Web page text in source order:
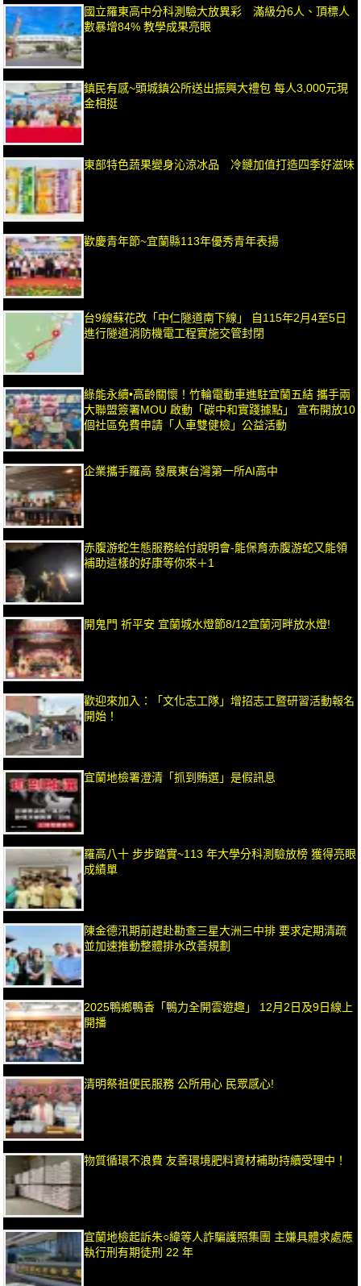
國立羅東高中分科測驗大放異彩 滿級分6人、頂標人
數暴增84% 教學成果亮眼
鎮民有感~頭城鎮公所送出振興大禮包 每人3,000元現
金相挺
東部特色蔬果變身沁涼冰品 冷鏈加值打造四季好滋味
歡慶青年節~宜蘭縣113年優秀青年表揚
台9線蘇花改「中仁隧道南下線」 自115年2月4至5日
進行隧道消防機電工程實施交管封閉
綠能永續•高齡關懷！竹輪電動車進駐宜蘭五結 攜手兩
大聯盟簽署MOU 啟動「碳中和實踐據點」 宣布開放10
個社區免費申請「人車雙健檢」公益活動
企業攜手羅高 發展東台灣第一所AI高中
赤腹游蛇生態服務給付說明會-能保育赤腹游蛇又能領
補助這樣的好康等你來＋1
開鬼門 祈平安 宜蘭城水燈節8/12宜蘭河畔放水燈!
歡迎來加入：「文化志工隊」增招志工暨研習活動報名
開始！
宜蘭地檢署澄清「抓到賄選」是假訊息
羅高八十 步步踏實~113 年大學分科測驗放榜 獲得亮眼
成績單
陳金德汛期前趕赴勘查三星大洲三中排 要求定期清疏
並加速推動整體排水改善規劃
2025鴨鄉鴨香「鴨力全開雲遊趣」 12月2日及9日線上
開播
清明祭祖便民服務 公所用心 民眾感心!
物質循環不浪費 友善環境肥料資材補助持續受理中！
宜蘭地檢起訴朱○緯等人詐騙護照集團 主嫌具體求處應
執行刑有期徒刑 22 年